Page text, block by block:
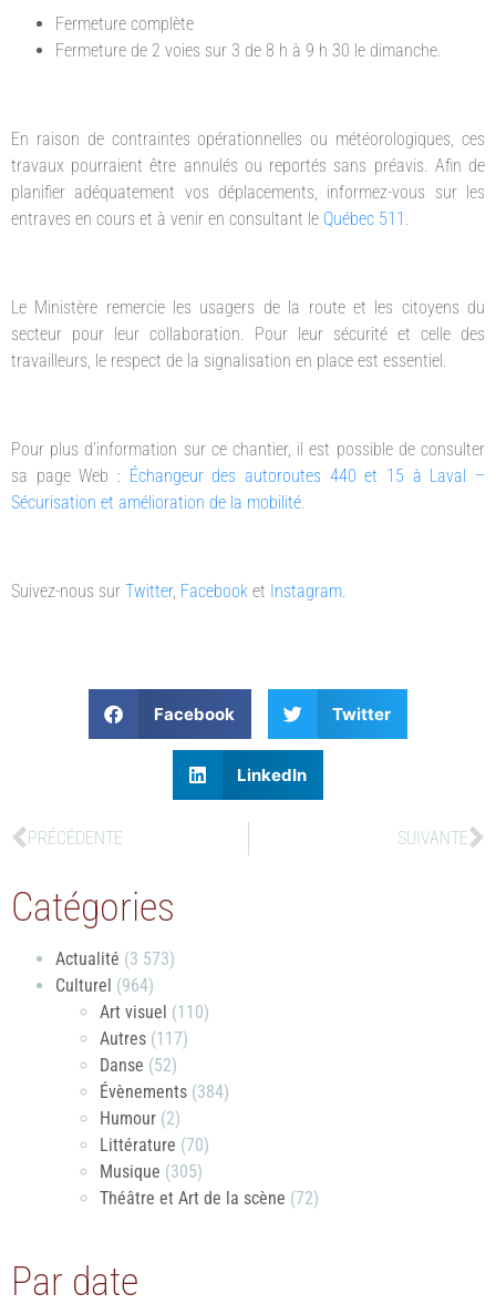
Fermeture complète
Fermeture de 2 voies sur 3 de 8 h à 9 h 30 le dimanche.
En raison de contraintes opérationnelles ou météorologiques, ces
travaux pourraient être annulés ou reportés sans préavis. Afin de
planifier adéquatement vos déplacements, informez-vous sur les
entraves en cours et à venir en consultant le Québec 511 .
Le Ministère remercie les usagers de la route et les citoyens du
secteur pour leur collaboration. Pour leur sécurité et celle des
travailleurs, le respect de la signalisation en place est essentiel.
Pour plus d’information sur ce chantier, il est possible de consulter
sa page Web : Échangeur des autoroutes 440 et 15 à Laval –
Sécurisation et amélioration de la mobilité.
Suivez-nous sur Twitter, Facebook et Instagram.
Facebook Twitter
LinkedIn
PRÉCÉDENTE SUIVANTE
Catégories
Actualité (3 573)
Culturel (964)
Art visuel (110)
Autres (117)
Danse (52)
Évènements (384)
Humour (2)
Littérature (70)
Musique (305)
Théâtre et Art de la scène (72)
Par date